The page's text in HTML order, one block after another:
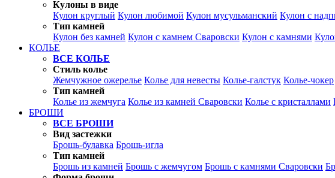
Кулоны в виде
Кулон круглый Кулон любимой Кулон мусульманский Кулон с
Тип камней
Кулон без камней Кулон с камнем Сваровски Кулон с камнями
КОЛЬЕ
ВСЕ КОЛЬЕ
Стиль колье
Жемчужное ожерелье Колье для невесты Колье-галстук Колье-чокер
Тип камней
Колье из жемчуга Колье из камней Сваровски Колье с кристаллами
БРОШИ
ВСЕ БРОШИ
Вид застежки
Брошь-булавка Брошь-игла
Тип камней
Брошь из камней Брошь с жемчугом Брошь с камнями Сваровски